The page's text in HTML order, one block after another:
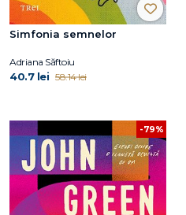
Simfonia semnelor
Adriana Săftoiu
40.7 lei 58.14 lei
-79%